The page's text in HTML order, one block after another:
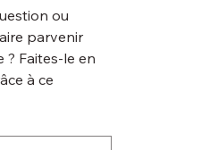
ou
parvenir
Faites-le en
à ce